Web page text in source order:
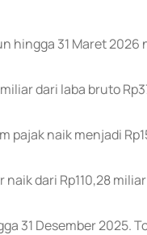
hingga 31 Maret 2026
dari laba bruto
pajak naik menjadi
dari Rp110,28 miliar
31 Desember 2025.